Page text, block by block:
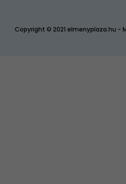
Copyright © 2021 elmenyplaza.hu -